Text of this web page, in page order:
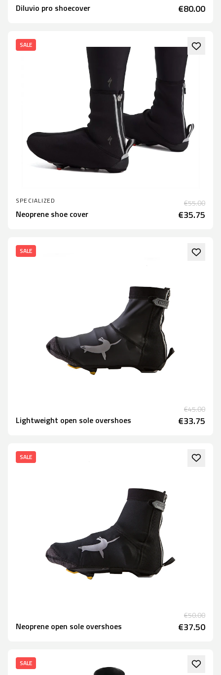
Diluvio pro shoecover €80.00
SALE
SPECIALIZED €55.00
Neoprene shoe cover €35.75
SALE
€45.00
Lightweight open sole overshoes €33.75
SALE
€50.00
Neoprene open sole overshoes €37.50
SALE